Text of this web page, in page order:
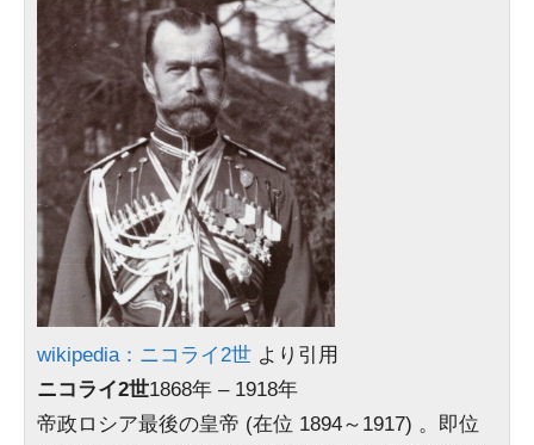
wikipedia：ニコライ2世 より引用
ニコライ2世1868年 – 1918年
帝政ロシア最後の皇帝 (在位 1894～1917) 。即位